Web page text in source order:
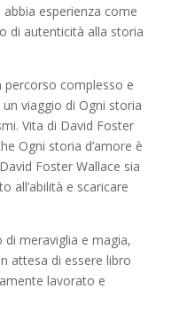
esperienza come
di autenticità alla storia
percorso complesso e
viaggio di Ogni storia
Vita di David Foster
Ogni storia d’amore è
Foster Wallace sia
all’abilità e scaricare
meraviglia e magia,
attesa di essere libro
lavorato e